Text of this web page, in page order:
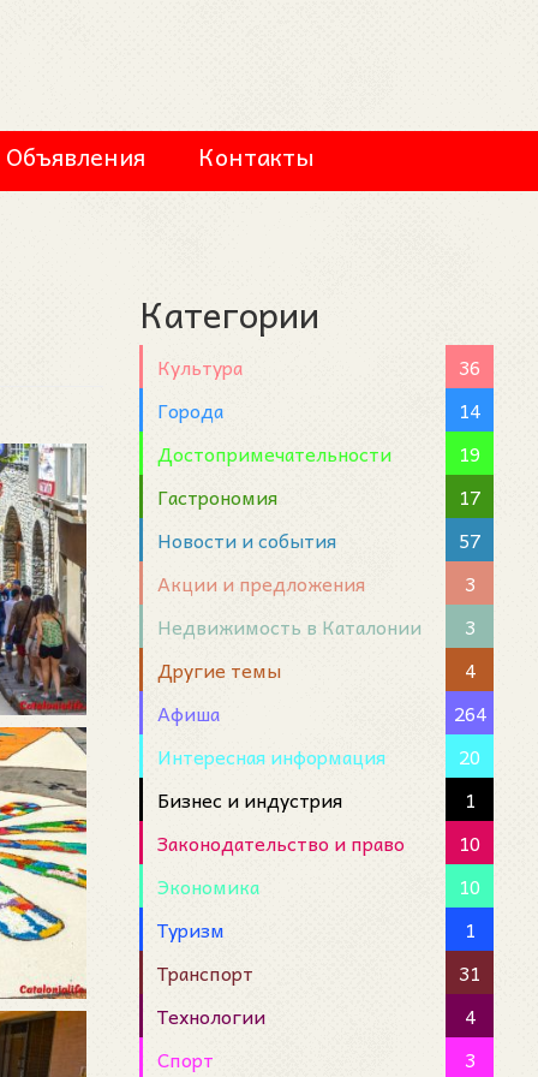
Объявления Контакты
Категории
Культура
36
Города
14
Достопримечательности
19
Гастрономия
17
Новости и события
57
Акции и предложения
3
Недвижимость в Каталонии
3
Другие темы
4
Афиша
264
Интересная информация
20
Бизнес и индустрия
1
Законодательство и право
10
Экономика
10
Туризм
1
Транспорт
31
Технологии
4
Спорт
3